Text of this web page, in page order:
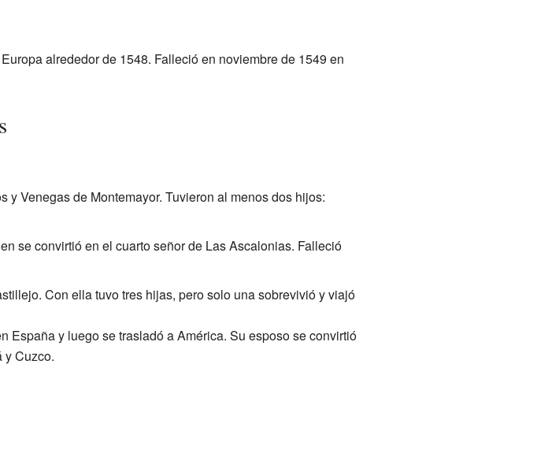
alrededor de 1548. Falleció en noviembre de 1549 en
y Venegas de Montemayor. Tuvieron al menos dos hijos:
se convirtió en el cuarto señor de Las Ascalonias. Falleció
Con ella tuvo tres hijas, pero solo una sobrevivió y viajó
España y luego se trasladó a América. Su esposo se convirtió
y Cuzco.